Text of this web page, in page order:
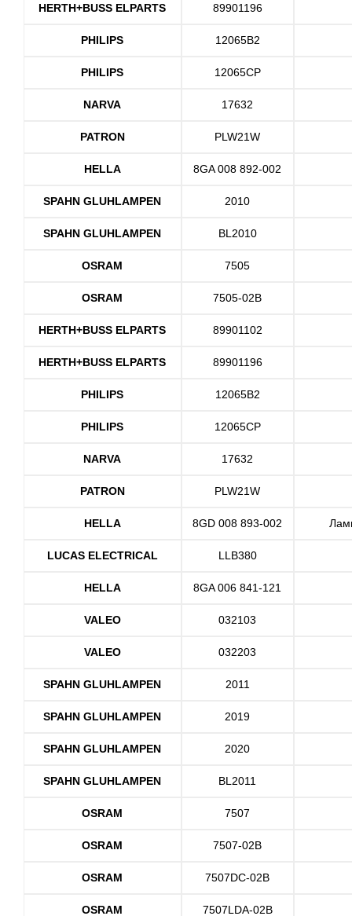
HERTH+BUSS ELPARTS 89901196
PHILIPS 12065B2
PHILIPS 12065CP
NARVA 17632
PATRON PLW21W
HELLA 8GA 008 892-002
SPAHN GLUHLAMPEN 2010
SPAHN GLUHLAMPEN BL2010
OSRAM 7505
OSRAM 7505-02B
HERTH+BUSS ELPARTS 89901102
HERTH+BUSS ELPARTS 89901196
PHILIPS 12065B2
PHILIPS 12065CP
NARVA 17632
PATRON PLW21W
HELLA 8GD 008 893-002
LUCAS ELECTRICAL LLB380
HELLA 8GA 006 841-121
VALEO 032103
VALEO 032203
SPAHN GLUHLAMPEN 2011
SPAHN GLUHLAMPEN 2019
SPAHN GLUHLAMPEN 2020
SPAHN GLUHLAMPEN BL2011
OSRAM 7507
OSRAM 7507-02B
OSRAM 7507DC-02B
OSRAM 7507LDA-02B